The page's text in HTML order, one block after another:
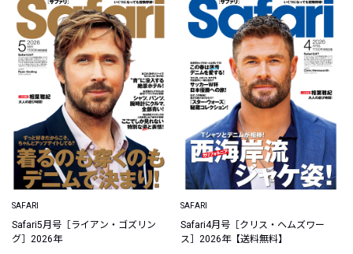
SAFARI
Safari5月号［ライアン・ゴズリン
グ］2026年
SAFARI
Safari4月号［クリス・ヘムズワー
ス］2026年【送料無料】